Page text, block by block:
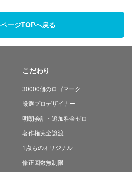
ページTOPへ戻る
こだわり
30000個のロゴマーク
厳選プロデザイナー
明朗会計・追加料金ゼロ
著作権完全譲渡
1点ものオリジナル
修正回数無制限